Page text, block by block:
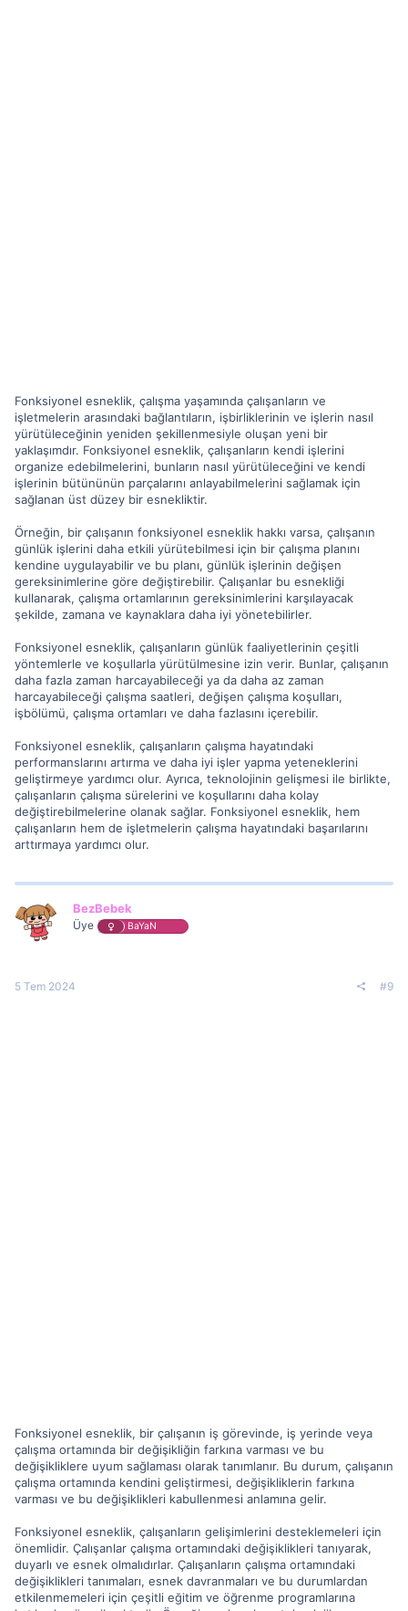
Fonksiyonel esneklik, çalışma yaşamında çalışanların ve
işletmelerin arasındaki bağlantıların, işbirliklerinin ve işlerin nasıl
yürütüleceğinin yeniden şekillenmesiyle oluşan yeni bir
yaklaşımdır. Fonksiyonel esneklik, çalışanların kendi işlerini
organize edebilmelerini, bunların nasıl yürütüleceğini ve kendi
işlerinin bütününün parçalarını anlayabilmelerini sağlamak için
sağlanan üst düzey bir esnekliktir.
Örneğin, bir çalışanın fonksiyonel esneklik hakkı varsa, çalışanın
günlük işlerini daha etkili yürütebilmesi için bir çalışma planını
kendine uygulayabilir ve bu planı, günlük işlerinin değişen
gereksinimlerine göre değiştirebilir. Çalışanlar bu esnekliği
kullanarak, çalışma ortamlarının gereksinimlerini karşılayacak
şekilde, zamana ve kaynaklara daha iyi yönetebilirler.
Fonksiyonel esneklik, çalışanların günlük faaliyetlerinin çeşitli
yöntemlerle ve koşullarla yürütülmesine izin verir. Bunlar, çalışanın
daha fazla zaman harcayabileceği ya da daha az zaman
harcayabileceği çalışma saatleri, değişen çalışma koşulları,
işbölümü, çalışma ortamları ve daha fazlasını içerebilir.
Fonksiyonel esneklik, çalışanların çalışma hayatındaki
performanslarını artırma ve daha iyi işler yapma yeteneklerini
geliştirmeye yardımcı olur. Ayrıca, teknolojinin gelişmesi ile birlikte,
çalışanların çalışma sürelerini ve koşullarını daha kolay
değiştirebilmelerine olanak sağlar. Fonksiyonel esneklik, hem
çalışanların hem de işletmelerin çalışma hayatındaki başarılarını
arttırmaya yardımcı olur.
BezBebek
Üye BaYaN
5 Tem 2024 #9
Fonksiyonel esneklik, bir çalışanın iş görevinde, iş yerinde veya
çalışma ortamında bir değişikliğin farkına varması ve bu
değişikliklere uyum sağlaması olarak tanımlanır. Bu durum, çalışanın
çalışma ortamında kendini geliştirmesi, değişikliklerin farkına
varması ve bu değişiklikleri kabullenmesi anlamına gelir.
Fonksiyonel esneklik, çalışanların gelişimlerini desteklemeleri için
önemlidir. Çalışanlar çalışma ortamındaki değişiklikleri tanıyarak,
duyarlı ve esnek olmalıdırlar. Çalışanların çalışma ortamındaki
değişiklikleri tanımaları, esnek davranmaları ve bu durumlardan
etkilenmemeleri için çeşitli eğitim ve öğrenme programlarına